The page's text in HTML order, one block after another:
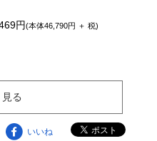
円(本体46,790円 ＋ 税)
る
いいね